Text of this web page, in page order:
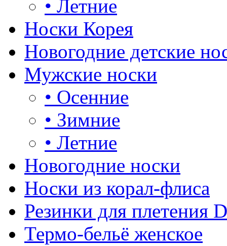
• Летние
Носки Корея
Новогодние детские
Мужские носки
• Осенние
• Зимние
• Летние
Новогодние носки
Носки из корал-флиса
Резинки для плетения
Термо-бельё женское